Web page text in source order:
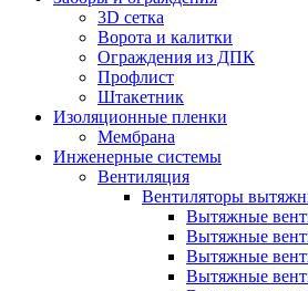
3D сетка
Ворота и калитки
Ограждения из ДПК
Профлист
Штакетник
Изоляционные пленки
Мембрана
Инженерные системы
Вентиляция
Вентиляторы
Вытяжные
Вытяжные
Вытяжные
Вытяжные